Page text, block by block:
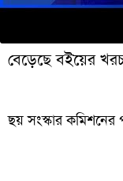
বেড়েছে বইয়ের খরচ,
ছয় সংস্কার কমিশনের